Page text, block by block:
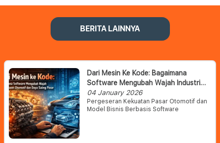
BERITA LAINNYA
Dari Mesin Ke Kode: Bagaimana
Software Mengubah Wajah Industri
Otomotif Dan Daya Saing Pasar
04 January 2026
Pergeseran Kekuatan Pasar Otomotif dan
Model Bisnis Berbasis Software